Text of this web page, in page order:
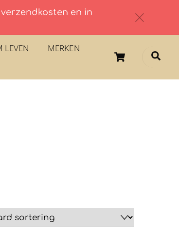
en in
c
Cart
LEVEN MERKEN